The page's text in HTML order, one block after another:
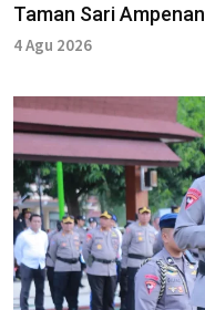
Taman Sari Ampenan
4 Agu 2026